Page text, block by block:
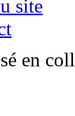
site
en